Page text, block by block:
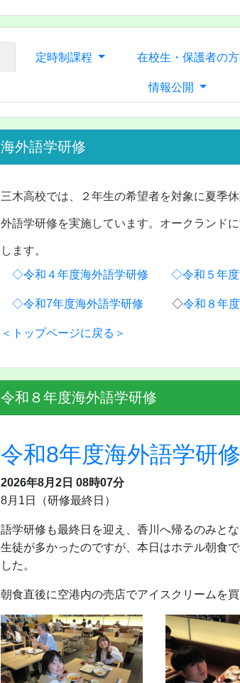
定時制課程 在校生・保護者の
情報公開
海外語学研修
三木高校では、２年生の希望者を対象に夏季
外語学研修を実施しています。オークランド
します。
◇令和４年度海外語学研修
◇令和５年度
◇令和7年度海外語学研修 ◇令和８年
＜トップページに戻る＞
令和８年度海外語学研修
令和8年度海外語学研修
2026年8月2日 08時07分
8月1日（研修最終日）
語学研修も最終日を迎え、香川へ帰るのみと
生徒が多かったのですが、本日はホテル朝食
した。
朝食直後に空港内の売店でアイスクリームを